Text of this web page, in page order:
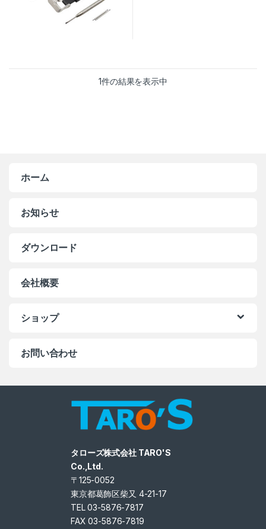
1件の結果を表示中
ホーム
お知らせ
ダウンロード
会社概要
ショップ
お問い合わせ
タローズ株式会社 TARO'S
Co.,Ltd.
〒125-0052
東京都葛飾区柴又 4-21-17
TEL 03-5876-7817
FAX 03-5876-7819